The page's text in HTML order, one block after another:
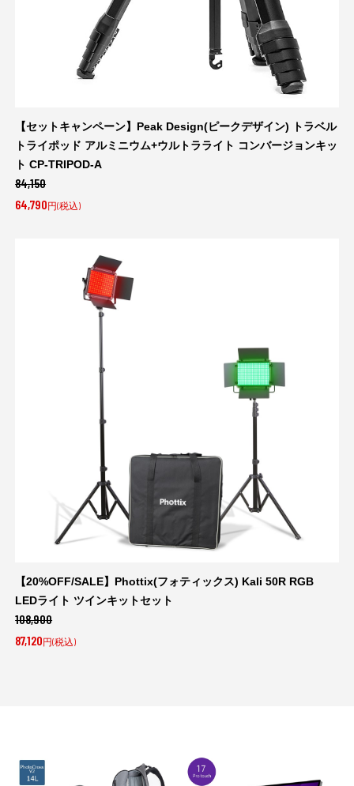
【セットキャンペーン】Peak Design(ピークデザイン) トラベル
トライポッド アルミニウム+ウルトラライト コンバージョンキッ
ト CP-TRIPOD-A
84,150
64,790円(税込)
【20%OFF/SALE】Phottix(フォティックス) Kali 50R RGB
LEDライト ツインキットセット
108,900
87,120円(税込)